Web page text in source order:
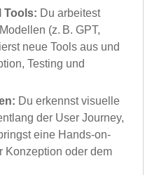
Tools: Du arbeitest
(z. B. GPT,
neue Tools aus und
Testing und
Du erkennst visuelle
der User Journey,
eine Hands-on-
Konzeption oder dem